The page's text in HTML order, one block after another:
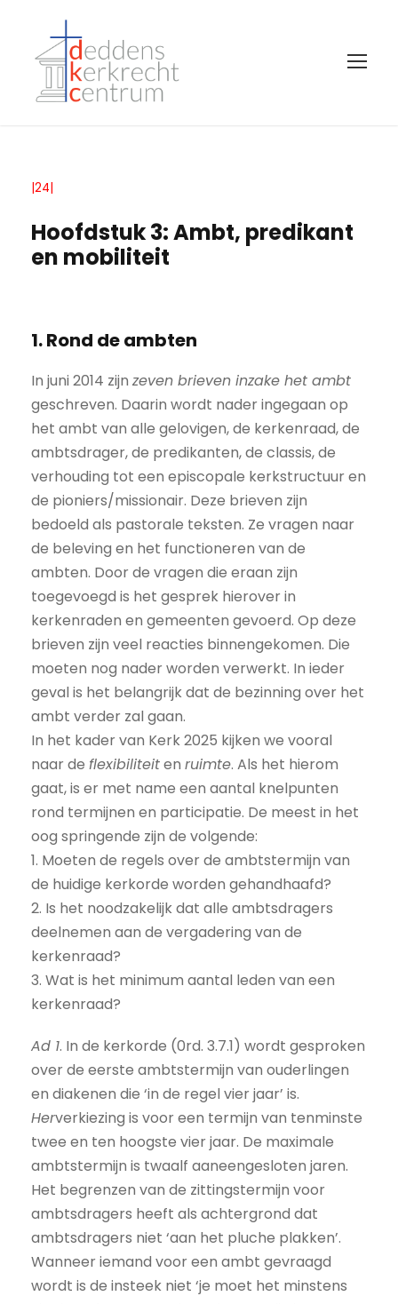
|24|
Hoofdstuk 3: Ambt, predikant
en mobiliteit
1. Rond de ambten
In juni 2014 zijn zeven brieven inzake het ambt
geschreven. Daarin wordt nader ingegaan op
het ambt van alle gelovigen, de kerkenraad, de
ambtsdrager, de predikanten, de classis, de
verhouding tot een episcopale kerkstructuur en
de pioniers/missionair. Deze brieven zijn
bedoeld als pastorale teksten. Ze vragen naar
de beleving en het functioneren van de
ambten. Door de vragen die eraan zijn
toegevoegd is het gesprek hierover in
kerkenraden en gemeenten gevoerd. Op deze
brieven zijn veel reacties binnengekomen. Die
moeten nog nader worden verwerkt. In ieder
geval is het belangrijk dat de bezinning over het
ambt verder zal gaan.
In het kader van Kerk 2025 kijken we vooral
naar de flexibiliteiten ruimte. Als het hierom
gaat, is er met name een aantal knelpunten
rond termijnen en participatie. De meest in het
oog springende zijn de volgende:
1. Moeten de regels over de ambtstermijn van
de huidige kerkorde worden gehandhaafd?
2. Is het noodzakelijk dat alle ambtsdragers
deelnemen aan de vergadering van de
kerkenraad?
3. Wat is het minimum aantal leden van een
kerkenraad?
Ad 1. In de kerkorde (0rd. 3.7.1) wordt gesproken
over de eerste ambtstermijn van ouderlingen
en diakenen die ‘in de regel vier jaar’ is.
Herverkiezing is voor een termijn van tenminste
twee en ten hoogste vier jaar. De maximale
ambtstermijn is twaalf aaneengesloten jaren.
Het begrenzen van de zittingstermijn voor
ambtsdragers heeft als achtergrond dat
ambtsdragers niet ‘aan het pluche plakken’.
Wanneer iemand voor een ambt gevraagd
wordt is de insteek niet ‘je moet het minstens